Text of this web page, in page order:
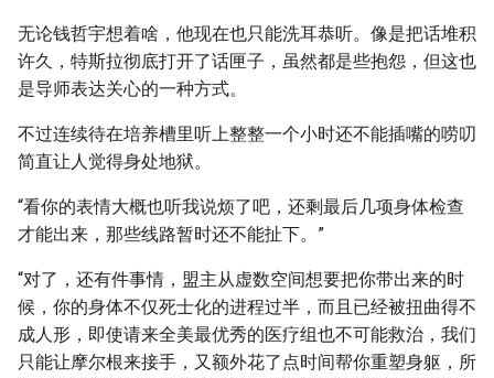
无论钱哲宇想着啥，他现在也只能洗耳恭听。像是把话堆积
许久，特斯拉彻底打开了话匣子，虽然都是些抱怨，但这也
是导师表达关心的一种方式。
不过连续待在培养槽里听上整整一个小时还不能插嘴的唠叨
简直让人觉得身处地狱。
“看你的表情大概也听我说烦了吧，还剩最后几项身体检查
才能出来，那些线路暂时还不能扯下。”
“对了，还有件事情，盟主从虚数空间想要把你带出来的时
候，你的身体不仅死士化的进程过半，而且已经被扭曲得不
成人形，即使请来全美最优秀的医疗组也不可能救治，我们
只能让摩尔根来接手，又额外花了点时间帮你重塑身躯，所